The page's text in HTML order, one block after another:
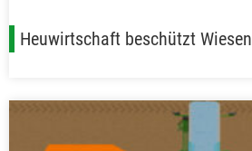
Heuwirtschaft beschützt Wiesen